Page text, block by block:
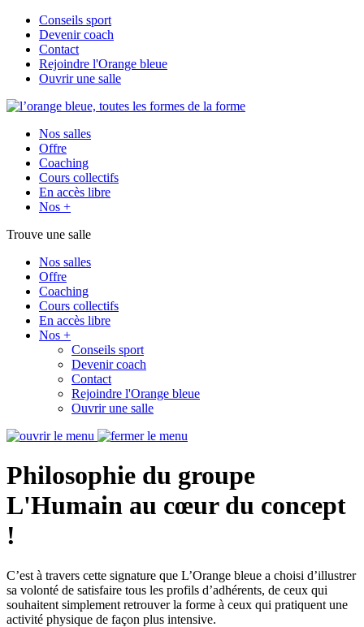
Conseils sport
Devenir coach
Contact
Rejoindre l'Orange bleue
Ouvrir une salle
Nos salles
Offre
Coaching
Cours collectifs
En accès libre
Nos +
Trouve une salle
Nos salles
Offre
Coaching
Cours collectifs
En accès libre
Nos +
Conseils sport
Devenir coach
Contact
Rejoindre l'Orange bleue
Ouvrir une salle
Philosophie du groupe
L'Humain au cœur du concept
!
C’est à travers cette signature que L’Orange bleue a choisi d’illustrer
sa volonté de satisfaire tous les profils d’adhérents, de ceux qui
souhaitent simplement retrouver la forme à ceux qui pratiquent une
activité physique de façon plus intensive.